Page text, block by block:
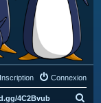
Connexion
Inscription
4C2Bvub